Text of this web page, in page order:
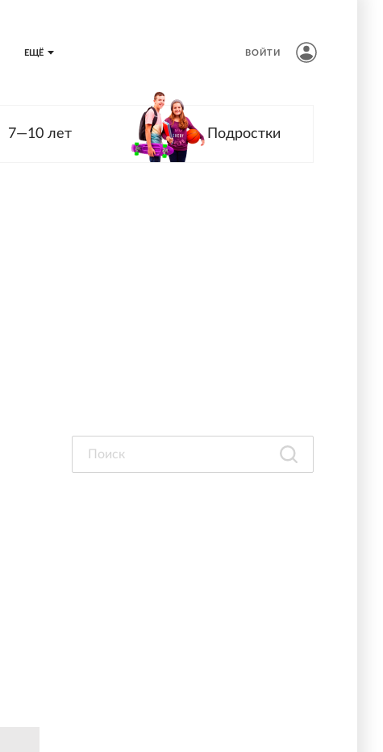
ЕЩЁ ВОЙТИ
7—10 лет Подростки